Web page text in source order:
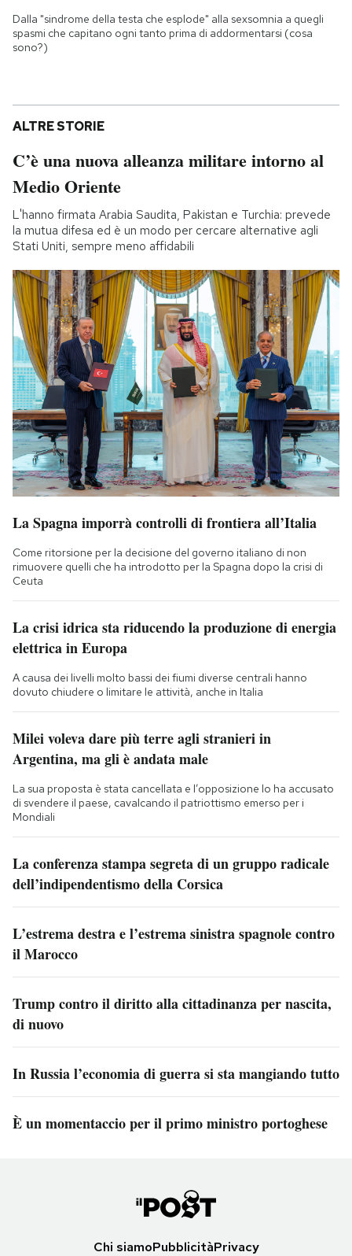
Dalla "sindrome della testa che esplode" alla sexsomnia a quegli
spasmi che capitano ogni tanto prima di addormentarsi (cosa
sono?)
ALTRE STORIE
C’è una nuova alleanza militare intorno al
Medio Oriente
L'hanno firmata Arabia Saudita, Pakistan e Turchia: prevede
la mutua difesa ed è un modo per cercare alternative agli
Stati Uniti, sempre meno affidabili
La Spagna imporrà controlli di frontiera all’Italia
Come ritorsione per la decisione del governo italiano di non
rimuovere quelli che ha introdotto per la Spagna dopo la crisi di
Ceuta
La crisi idrica sta riducendo la produzione di energia
elettrica in Europa
A causa dei livelli molto bassi dei fiumi diverse centrali hanno
dovuto chiudere o limitare le attività, anche in Italia
Milei voleva dare più terre agli stranieri in
Argentina, ma gli è andata male
La sua proposta è stata cancellata e l’opposizione lo ha accusato
di svendere il paese, cavalcando il patriottismo emerso per i
Mondiali
La conferenza stampa segreta di un gruppo radicale
dell’indipendentismo della Corsica
L’estrema destra e l’estrema sinistra spagnole contro
il Marocco
Trump contro il diritto alla cittadinanza per nascita,
di nuovo
In Russia l’economia di guerra si sta mangiando tutto
È un momentaccio per il primo ministro portoghese
Chi siamoPubblicitàPrivacy